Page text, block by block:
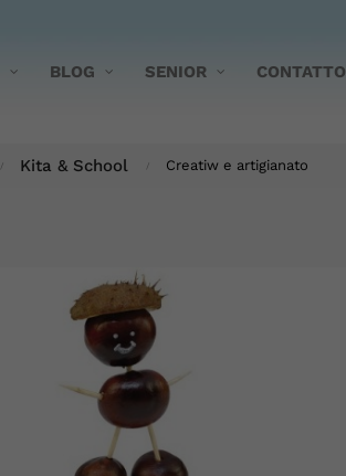
BLOG SENIOR CONTATTO
Kita & School Creatiw e artigianato